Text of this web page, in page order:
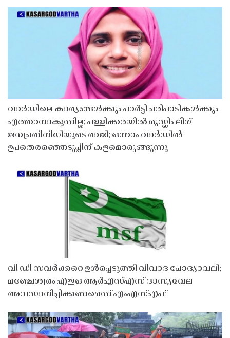
വാർഡിലെ കാര്യങ്ങൾക്കും പാർട്ടി പരിപാടികൾക്കും
എത്താനാകുന്നില്ല; പള്ളിക്കരയിൽ മുസ്ലിം ലീഗ്
ജനപ്രതിനിധിയുടെ രാജി; ഒന്നാം വാർഡിൽ
ഉപതെരഞ്ഞെടുപ്പിന് കളമൊരുങ്ങുന്നു
വി ഡി സവർക്കറെ ഉൾപ്പെടുത്തി വിവാദ ചോദ്യാവലി;
മഞ്ചേശ്വരം എഇഒ ആർഎസ്എസ് ദാസ്യവേല
അവസാനിപ്പിക്കണമെന്ന് എംഎസ്എഫ്